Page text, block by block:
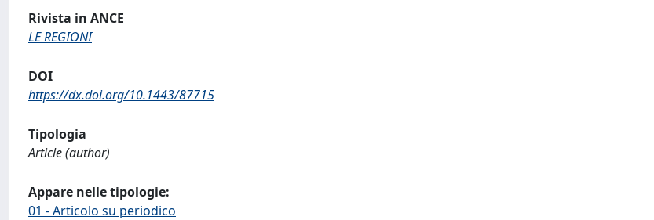
Rivista in ANCE
LE REGIONI
DOI
https://dx.doi.org/10.1443/87715
Tipologia
Article (author)
Appare nelle tipologie:
01 - Articolo su periodico